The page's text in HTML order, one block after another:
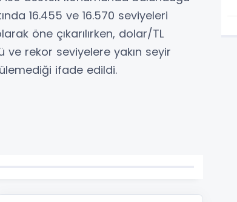
16.455 ve 16.570 seviyeleri
öne çıkarılırken, dolar/TL
rekor seviyelere yakın seyir
ifade edildi.